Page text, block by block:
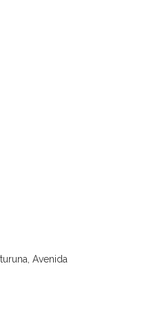
Avenida